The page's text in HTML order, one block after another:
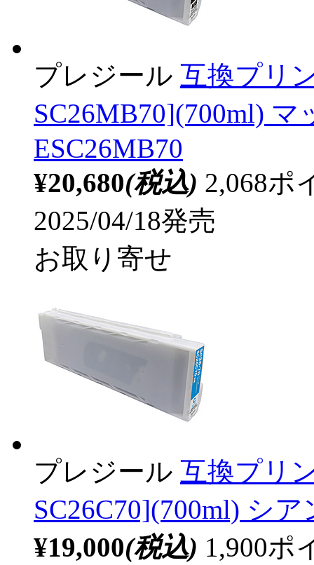
プレジール 互換プリ
SC26MB70](700ml)
ESC26MB70
¥20,680(税込) 2,068ポ
2025/04/18発売
お取り寄せ
プレジール 互換プリ
SC26C70](700ml) シア
¥19,000(税込) 1,900ポ